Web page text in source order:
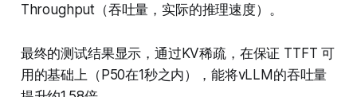
Throughput（吞吐量，实际的推理速度）。
最终的测试结果显示，通过KV稀疏，在保证 TTFT 可
用的基础上（P50在1秒之内），能将vLLM的吞吐量